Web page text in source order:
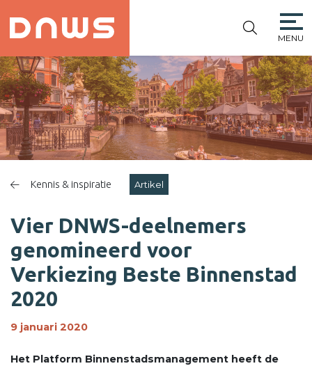
NIEUWE
WINKELSTRAAT
MENU
Kennis & inspiratie Artikel
Vier DNWS-deelnemers
genomineerd voor
Verkiezing Beste Binnenstad
2020
9 januari 2020
Het Platform Binnenstadsmanagement heeft de